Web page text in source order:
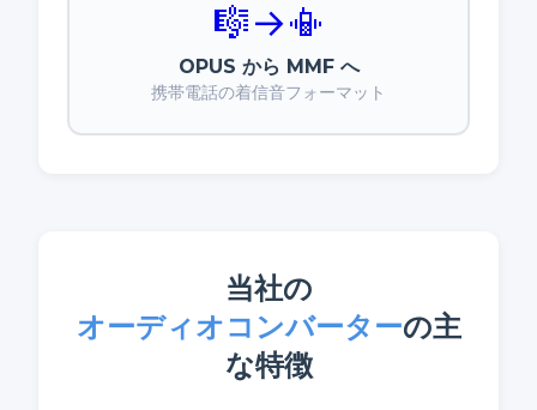
🎼→📳
OPUS から MMF へ
携帯電話の着信音フォーマット
当社の
オーディオコンバーターの主
な特徴